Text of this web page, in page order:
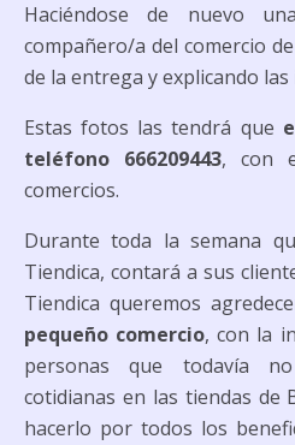
Haciéndose de nuevo
compañero/a del comercio
de la entrega y explicando
Estas fotos las tendrá que
teléfono 666209443, con
comercios.
Durante toda la semana
Tiendica, contará a sus
Tiendica queremos
pequeño comercio, con la
personas que todavía
cotidianas en las tiendas de
hacerlo por todos los